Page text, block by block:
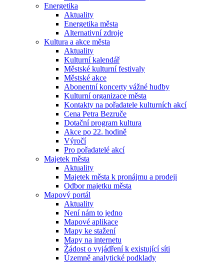
Energetika
Aktuality
Energetika města
Alternativní zdroje
Kultura a akce města
Aktuality
Kulturní kalendář
Městské kulturní festivaly
Městské akce
Abonentní koncerty vážné hudby
Kulturní organizace města
Kontakty na pořadatele kulturních akcí
Cena Petra Bezruče
Dotační program kultura
Akce po 22. hodině
Výročí
Pro pořadatelé akcí
Majetek města
Aktuality
Majetek města k pronájmu a prodeji
Odbor majetku města
Mapový portál
Aktuality
Není nám to jedno
Mapové aplikace
Mapy ke stažení
Mapy na internetu
Žádost o vyjádření k existující síti
Územně analytické podklady